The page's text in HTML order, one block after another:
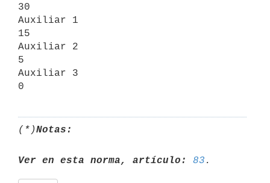
30
Auxiliar 1
15
Auxiliar 2
5
Auxiliar 3
(*)Notas:
Ver en esta norma, artículo: 83